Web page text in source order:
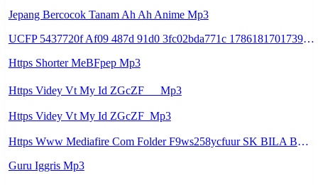
Jepang Bercocok Tanam Ah Ah Anime Mp3
UCFP 5437720f Af09 487d 91d0 3fc02bda771c 1786181701739 Mp3
Https Shorter MeBFpep Mp3
Https Videy Vt My Id ZGcZF ᅠ Mp3
Https Videy Vt My Id ZGcZF ᅟᅟᅟᅟᅟᅟᅟᅟᅟᅟᅟᅟᅟᅟᅟᅟᅟᅟᅟᅟᅟᅟᅟᅟᅟᅟᅟᅟᅟᅟᅟᅟ Mp3
Https Www Mediafire Com Folder F9ws258ycfuur SK BILA BY TAMJI Https Www Mediafire Com Folder K3mydgsfchzb1 SENDAL PIA C9 Mp3
Guru Iggris Mp3